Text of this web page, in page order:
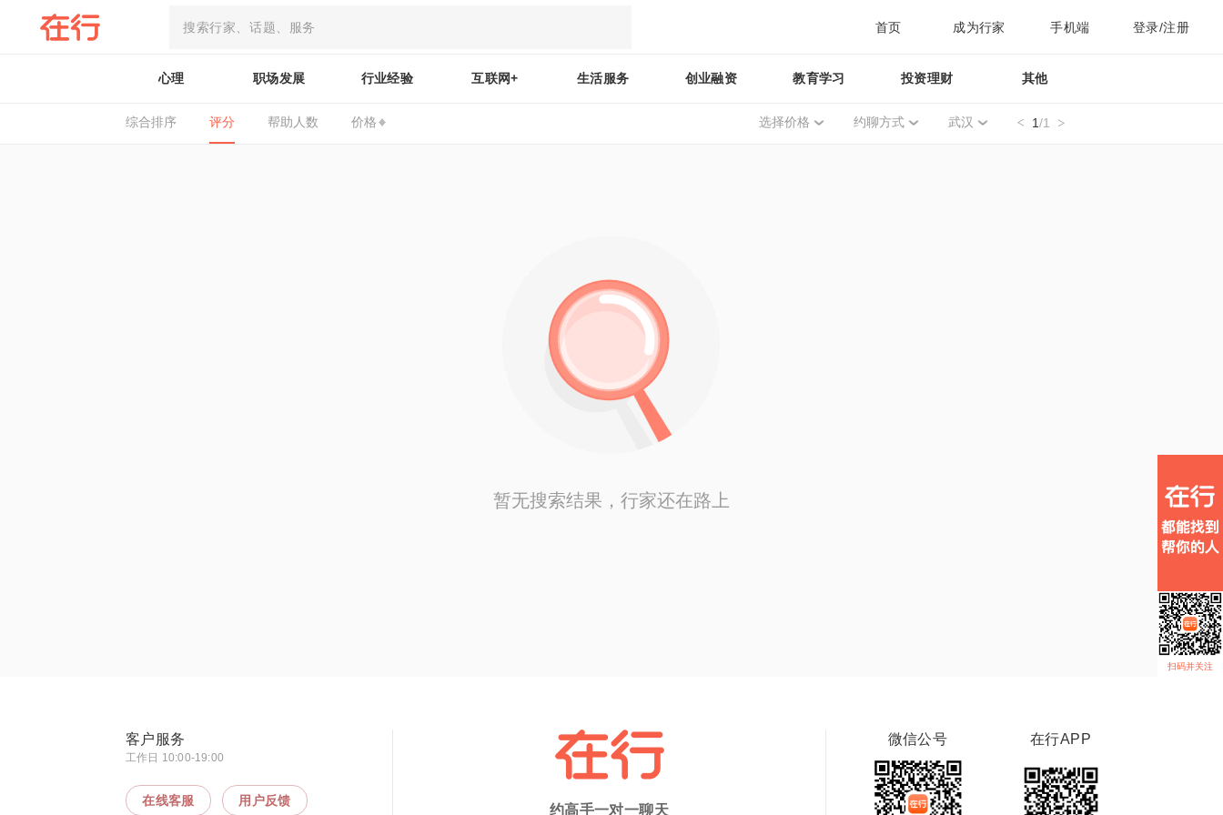
首页 成为行家 手机端 登录/注册
心理 职场发展 行业经验 互联网+ 生活服务 创业融资 教育学习 投资理财 其他
综合排序 评分 帮助人数 价格 选择价格 约聊方式 武汉 1/1
暂无搜索结果，行家还在路上
扫码并关注
客户服务
工作日 10:00-19:00
在线客服 用户反馈
约高手一对一聊天
微信公号 在行APP